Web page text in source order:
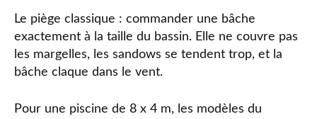
Le piège classique : commander une bâche
exactement à la taille du bassin. Elle ne couvre pas
les margelles, les sandows se tendent trop, et la
bâche claque dans le vent.
Pour une piscine de 8 x 4 m, les modèles du